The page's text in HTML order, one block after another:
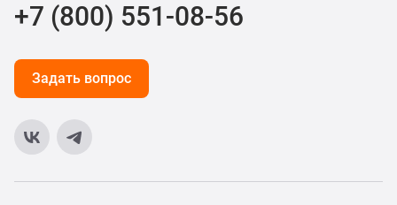
+7 (800) 551-08-56
Задать вопрос